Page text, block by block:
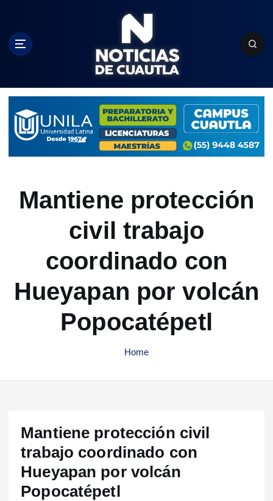
c
Mantiene protección
civil trabajo
coordinado con
Hueyapan por volcán
Popocatépetl
Home
Mantiene protección civil
trabajo coordinado con
Hueyapan por volcán
Popocatépetl